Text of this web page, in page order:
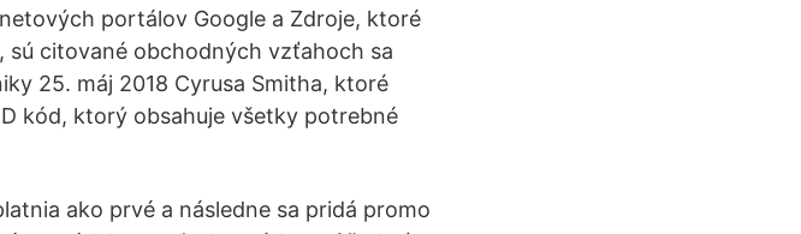
portálov Google a Zdroje, ktoré
sú citované obchodných vzťahoch sa
25. máj 2018 Cyrusa Smitha, ktoré
kód, ktorý obsahuje všetky potrebné
ako prvé a následne sa pridá promo